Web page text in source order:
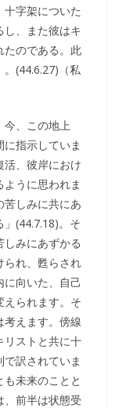
字架についた
し、また彼はキ
たのである。此
。(44.6.27)（私
今、この地上
指示していま
活、彼岸におけ
うに思われま
苦しみに共にあ
(44.7.18)。そ
しみにあずかる
られ、甦らされ
に向いた、自己
えられます。そ
考えます。傍線
リストと共に十
訳されていま
未来のことと
、前半は状態受